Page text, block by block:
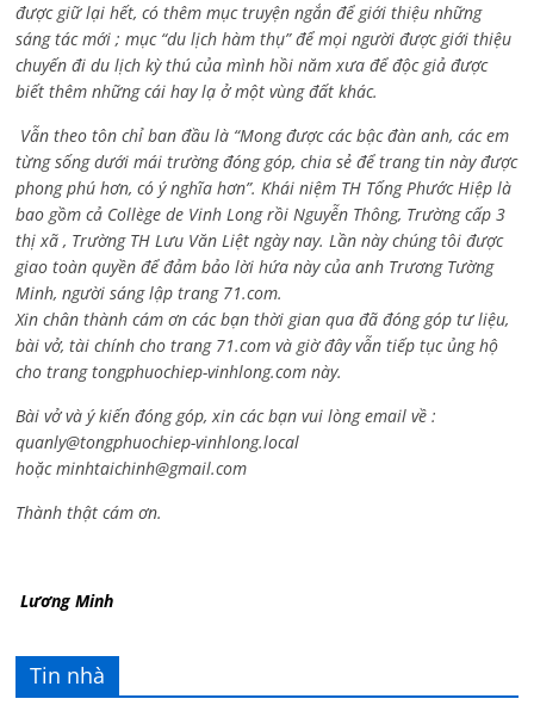
được giữ lại hết, có thêm mục truyện ngắn để giới thiệu những
sáng tác mới ; mục “du lịch hàm thụ” để mọi người được giới thiệu
chuyến đi du lịch kỳ thú của mình hồi năm xưa để độc giả được
biết thêm những cái hay lạ ở một vùng đất khác.
Vẫn theo tôn chỉ ban đầu là “Mong được các bậc đàn anh, các em
từng sống dưới mái trường đóng góp, chia sẻ để trang tin này được
phong phú hơn, có ý nghĩa hơn”. Khái niệm TH Tống Phước Hiệp là
bao gồm cả Collège de Vinh Long rồi Nguyễn Thông, Trường cấp 3
thị xã , Trường TH Lưu Văn Liệt ngày nay. Lần này chúng tôi được
giao toàn quyền để đảm bảo lời hứa này của anh Trương Tường
Minh, người sáng lập trang 71.com.
Xin chân thành cám ơn các bạn thời gian qua đã đóng góp tư liệu,
bài vở, tài chính cho trang 71.com và giờ đây vẫn tiếp tục ủng hộ
cho trang tongphuochiep-vinhlong.com này.
Bài vở và ý kiến đóng góp, xin các bạn vui lòng email về :
quanly@tongphuochiep-vinhlong.local
hoặcminhtaichinh@gmail.com
Thành thật cám ơn.
Lương Minh
Tin nhà